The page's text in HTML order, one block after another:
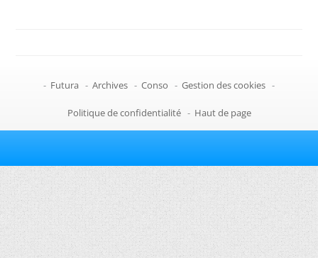
- Futura - Archives - Conso - Gestion des cookies -
Politique de confidentialité - Haut de page